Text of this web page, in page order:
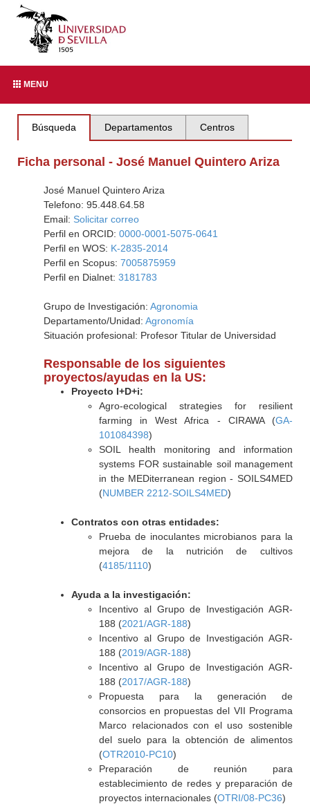
MENU
Búsqueda Departamentos Centros
Ficha personal - José Manuel Quintero Ariza
José Manuel Quintero Ariza
Telefono: 95.448.64.58
Email: Solicitar correo
Perfil en ORCID: 0000-0001-5075-0641
Perfil en WOS: K-2835-2014
Perfil en Scopus: 7005875959
Perfil en Dialnet: 3181783
Grupo de Investigación: Agronomia
Departamento/Unidad: Agronomía
Situación profesional: Profesor Titular de Universidad
Responsable de los siguientes
proyectos/ayudas en la US:
Proyecto I+D+i:
Agro-ecological strategies for resilient
farming in West Africa - CIRAWA (GA-
101084398)
SOIL health monitoring and information
systems FOR sustainable soil management
in the MEDiterranean region - SOILS4MED
(NUMBER 2212-SOILS4MED)
Contratos con otras entidades:
Prueba de inoculantes microbianos para la
mejora de la nutrición de cultivos
(4185/1110)
Ayuda a la investigación:
Incentivo al Grupo de Investigación AGR-
188 (2021/AGR-188)
Incentivo al Grupo de Investigación AGR-
188 (2019/AGR-188)
Incentivo al Grupo de Investigación AGR-
188 (2017/AGR-188)
Propuesta para la generación de
consorcios en propuestas del VII Programa
Marco relacionados con el uso sostenible
del suelo para la obtención de alimentos
(OTR2010-PC10)
Preparación de reunión para
establecimiento de redes y preparación de
proyectos internacionales (OTRI/08-PC36)